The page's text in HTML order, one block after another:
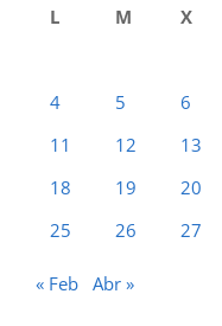
L
M X
4
5 6
11
12 13
18
19 20
25
26 27
« Feb Abr »